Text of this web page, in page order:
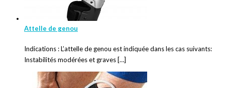
Attelle de genou
Indications : L’attelle de genou est indiquée dans les cas suivants:
Instabilités modérées et graves […]